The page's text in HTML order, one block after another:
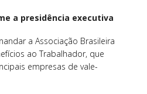
a presidência executiva
a Associação Brasileira
ao Trabalhador, que
empresas de vale-